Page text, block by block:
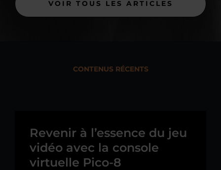
VOIR TOUS LES ARTICLES
CONTENUS RÉCENTS
Revenir à l’essence du jeu
vidéo avec la console
virtuelle Pico-8